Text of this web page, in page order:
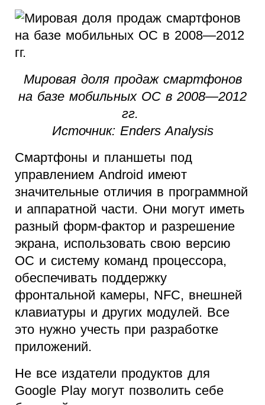
Мировая доля продаж смартфонов
на базе мобильных ОС в 2008—2012
гг.
Источник: Enders Analysis
Смартфоны и планшеты под
управлением Android имеют
значительные отличия в программной
и аппаратной части. Они могут иметь
разный форм-фактор и разрешение
экрана, использовать свою версию
ОС и систему команд процессора,
обеспечивать поддержку
фронтальной камеры, NFC, внешней
клавиатуры и других модулей. Все
это нужно учесть при разработке
приложений.
Не все издатели продуктов для
Google Play могут позволить себе